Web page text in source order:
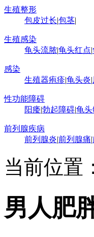
生殖整形
包皮过长|包茎|
生殖感染
龟头流脓|龟头红点|
感染
生殖器疱疹|龟头炎|
性功能障碍
阳痿|勃起障碍|龟
前列腺疾病
前列腺炎|前列腺痛|
当前位置：
男人肥